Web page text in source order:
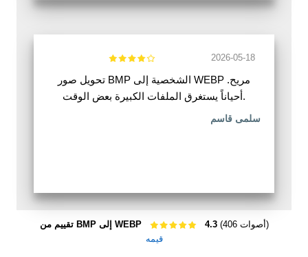
2026-05-18
تحويل صور BMP الشخصية إلى WEBP مريح.
أحياناً يستغرق الملفات الكبيرة بعض الوقت.
سلمى قاسم
تقييم من BMP إلى WEBP 4.3
(406 أصوات)
قيمه